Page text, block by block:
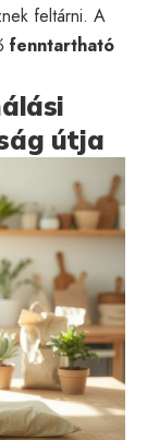
feltárni. A
fenntartható
útja